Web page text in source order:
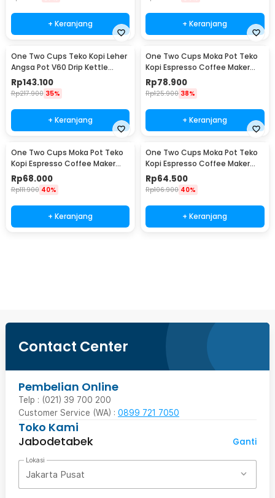
+ Keranjang + Keranjang
One Two Cups Teko Kopi Leher
Angsa Pot V60 Drip Kettle
960ml - RF-15
Rp143.100
Rp217.900 35%
+ Keranjang
One Two Cups Moka Pot Teko
Kopi Espresso Coffee Maker
Stovetop 6 Cup 300ml - Z21
Rp78.900
Rp125.900 38%
+ Keranjang
One Two Cups Moka Pot Teko
Kopi Espresso Coffee Maker
Stovetop 4 Cup 200ml - Z21
Rp68.000
Rp111.900 40%
+ Keranjang
One Two Cups Moka Pot Teko
Kopi Espresso Coffee Maker
Stovetop 2 Cup 100ml - Z21
Rp64.500
Rp106.900 40%
+ Keranjang
Contact Center
Pembelian Online
Telp : (021) 39 700 200
Customer Service (WA) : 0899 721 7050
Toko Kami
Jabodetabek
Ganti
Lokasi
Jakarta Pusat